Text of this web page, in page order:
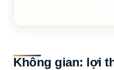
Không gian: lợi